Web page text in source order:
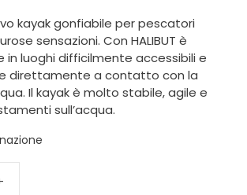
kayak gonfiabile per pescatori
sensazioni. Con HALIBUT è
in luoghi difficilmente accessibili e
direttamente a contatto con la
Il kayak è molto stabile, agile e
sull’acqua.